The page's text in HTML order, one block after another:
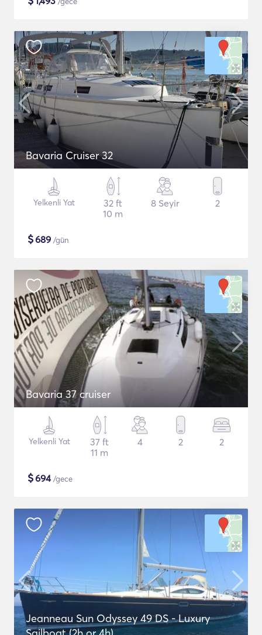
Bavaria Cruiser 32
Yelkenli Yat
32 ft
10 m
8 Seyir 2
$689 /gün
Bavaria 37 cruiser
Yelkenli Yat
37 ft
11 m
4 2 2
$694/gece
Jeanneau Sun Odyssey 49 DS - Luxury